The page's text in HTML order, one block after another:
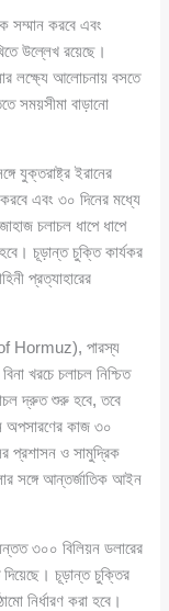
সম্মান করবে এবং
উল্লেখ রয়েছে।
লক্ষ্যে আলোচনায় বসতে
সময়সীমা বাড়ানো
যুক্তরাষ্ট্র ইরানের
এবং ৩০ দিনের মধ্যে
চলাচল ধাপে ধাপে
চূড়ান্ত চুক্তি কার্যকর
প্রত্যাহারের
Hormuz), পারস্য
খরচে চলাচল নিশ্চিত
দ্রুত শুরু হবে, তবে
অপসারণের কাজ ৩০
প্রশাসন ও সামুদ্রিক
সঙ্গে আন্তর্জাতিক আইন
৩০০ বিলিয়ন ডলারের
দিয়েছে। চূড়ান্ত চুক্তির
নির্ধারণ করা হবে।